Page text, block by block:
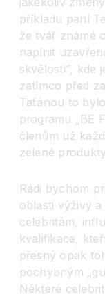
příkladu paní
že tvář známé
naplnit
skvělosti“, kde
zatímco před
Taťánou to
programu „BE
členům už
zelené
Rádi bychom
oblasti výživy
celebritám,
kvalifikace,
přesný opak
pochybným
Některé